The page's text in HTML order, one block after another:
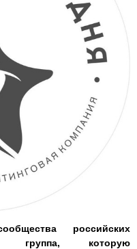
российских
группа, которую